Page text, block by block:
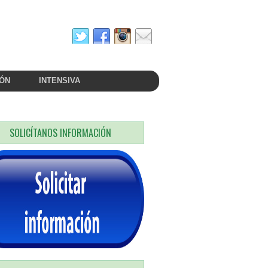
INTENSIVA
SOLICÍTANOS INFORMACIÓN